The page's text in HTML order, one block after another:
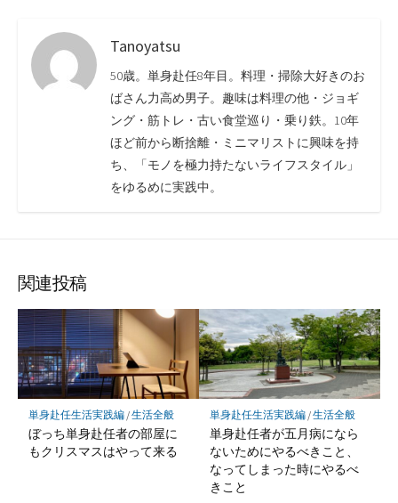
Tanoyatsu
50歳。単身赴任8年目。料理・掃除大好きのお
ばさん力高め男子。趣味は料理の他・ジョギ
ング・筋トレ・古い食堂巡り・乗り鉄。10年
ほど前から断捨離・ミニマリストに興味を持
ち、「モノを極力持たないライフスタイル」
をゆるめに実践中。
関連投稿
単身赴任生活実践編/生活全般
ぼっち単身赴任者の部屋に
もクリスマスはやって来る
単身赴任生活実践編/生活全般
単身赴任者が五月病になら
ないためにやるべきこと、
なってしまった時にやるべ
きこと